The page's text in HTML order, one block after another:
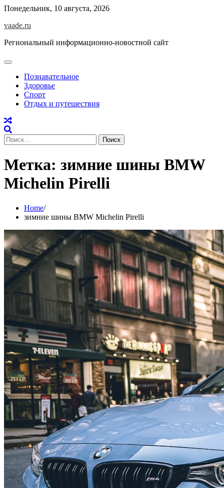
Skip
content
Понедельник, 10 августа, 2026
vaade.ru
Региональный информационно-новостной сайт
Познавательное
Здоровье
Спорт
Отдых и путешествия
Найти:
Метка: зимние шины BMW
Michelin Pirelli
Home
зимние шины BMW Michelin Pirelli